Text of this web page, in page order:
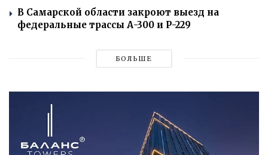
В Самарской области закроют выезд на
федеральные трассы А-300 и Р-229
БОЛЬШЕ